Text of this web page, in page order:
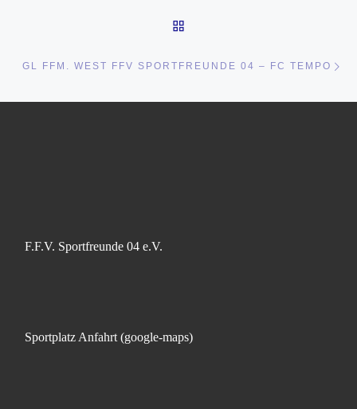
GL FFM. WEST FFV SPORTFREUNDE 04 – FC TEMPO
F.F.V. Sportfreunde 04 e.V.
Sportplatz Anfahrt (google-maps)